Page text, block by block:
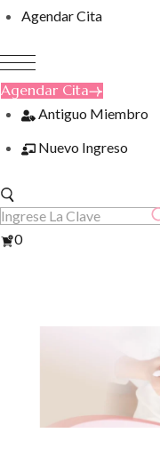
Agendar Cita
Agendar Cita
Antiguo Miembro
Nuevo Ingreso
Ver
0